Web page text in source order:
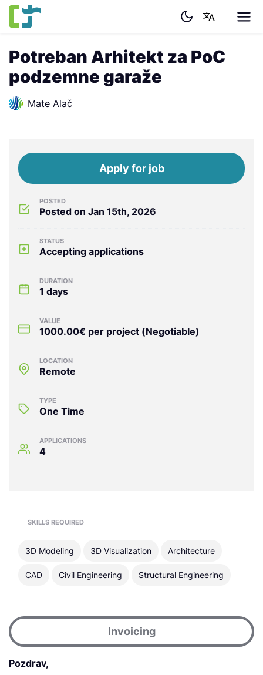
Potreban Arhitekt za PoC
podzemne garaže
Mate Alač
Apply for job
POSTED
Posted on Jan 15th, 2026
STATUS
Accepting applications
DURATION
1 days
VALUE
1000.00€ per project (Negotiable)
LOCATION
Remote
TYPE
One Time
APPLICATIONS
4
SKILLS REQUIRED
3D Modeling 3D Visualization Architecture
CAD Civil Engineering Structural Engineering
Invoicing
Pozdrav,